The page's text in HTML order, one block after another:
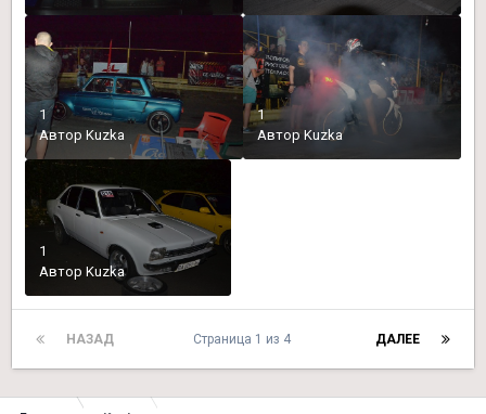
1
Автор Kuzka
1
Автор Kuzka
1
Автор Kuzka
НАЗАД ДАЛЕЕ
Страница 1 из 4